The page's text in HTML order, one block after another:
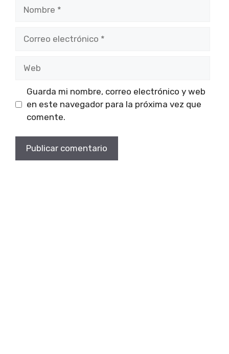
electrónico
Guarda mi nombre, correo electrónico y web
en este navegador para la próxima vez que
comente.